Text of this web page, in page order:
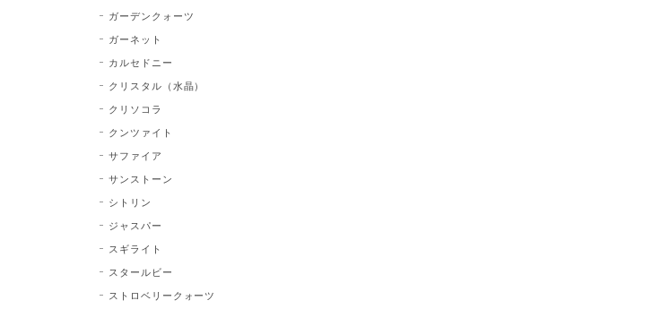
ガーデンクォーツ
ガーネット
カルセドニー
クリスタル（水晶）
クリソコラ
クンツァイト
サファイア
サンストーン
シトリン
ジャスパー
スギライト
スタールビー
ストロベリークォーツ